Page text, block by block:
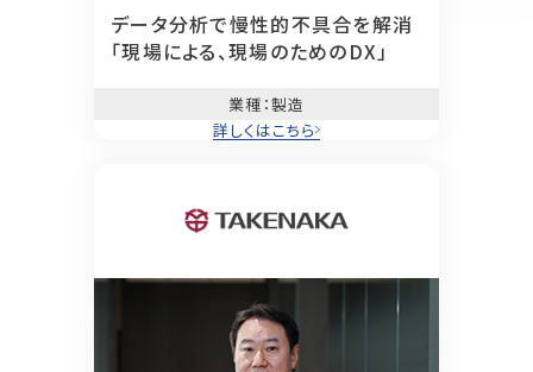
データ分析で慢性的不具合を解消
「現場による、現場のためのDX」
業種 ：製造
詳しくはこちら